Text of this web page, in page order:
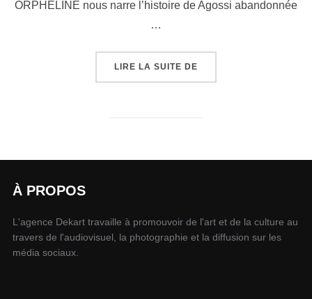
ORPHELINE nous narre l’histoire de Agossi abandonnée
…
LIRE LA SUITE DE
À PROPOS
L'agence Dekart travaille à promouvoir de l'art et de la culture au
travers de l'audiovisuel, la photographie et la diffusion sur les
média sociaux.